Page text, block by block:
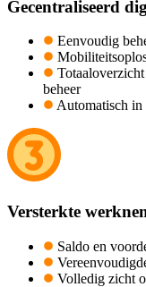
Gecentraliseerd
Eenvoudig
beheer
Automatisch in
Versterkte
Saldo en
Volledig zicht